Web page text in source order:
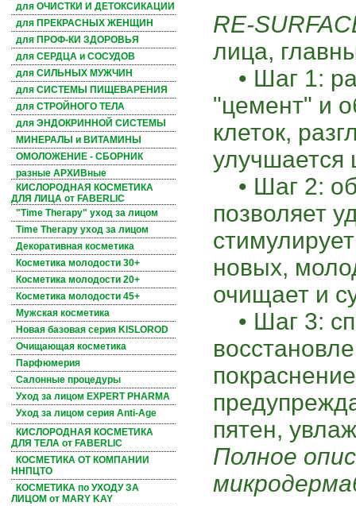
для ОЧИСТКИ И ДЕТОКСИКАЦИИ
для ПРЕКРАСНЫХ ЖЕНЩИН
для ПРОФ-КИ ЗДОРОВЬЯ
для СЕРДЦА и СОСУДОВ
для СИЛЬНЫХ МУЖЧИН
для СИСТЕМЫ ПИЩЕВАРЕНИЯ
для СТРОЙНОГО ТЕЛА
для ЭНДОКРИННОЙ СИСТЕМЫ
МИНЕРАЛЫ и ВИТАМИНЫ
ОМОЛОЖЕНИЕ - СБОРНИК
разные АРХИВные
КИСЛОРОДНАЯ КОСМЕТИКА
ДЛЯ ЛИЦА от FABERLIC
"Time Therapy" уход за лицом
Time Therapy уход за лицом
Декоративная косметика
Косметика молодости 30+
Косметика молодости 20+
Косметика молодости 45+
Мужская косметика
Новая базовая серия KISLOROD
Очищающая косметика
Парфюмерия
Салонные процедуры
Уход за лицом EXPERT PHARMA
Уход за лицом серия Anti-Age
КИСЛОРОДНАЯ КОСМЕТИКА
ДЛЯ ТЕЛА от FABERLIC
КОСМЕТИКА ОТ КОМПАНИИ
ННПЦТО
КОСМЕТИКА по УХОДУ ЗА
ЛИЦОМ от MARY KAY
RE-
лица,
• Шаг 1:
"цемент" и
клеток,
улучшается
• Шаг 2:
позволяет
новых,
очищает и
• Шаг 3:
пятен,
Полное